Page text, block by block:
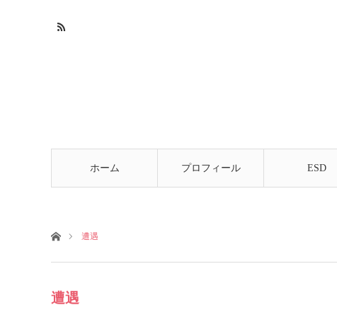
ホーム プロフィール ESD
ホーム遭遇
遭遇